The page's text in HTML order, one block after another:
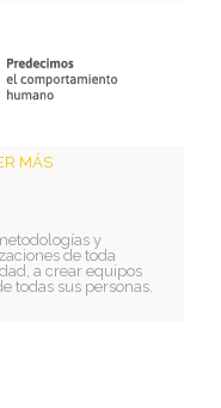
MÁS
y
de toda
a crear equipos
todas sus personas.